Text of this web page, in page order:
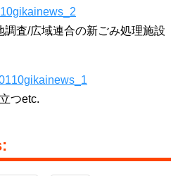
査/広域連合の新ごみ処理施設
つetc.